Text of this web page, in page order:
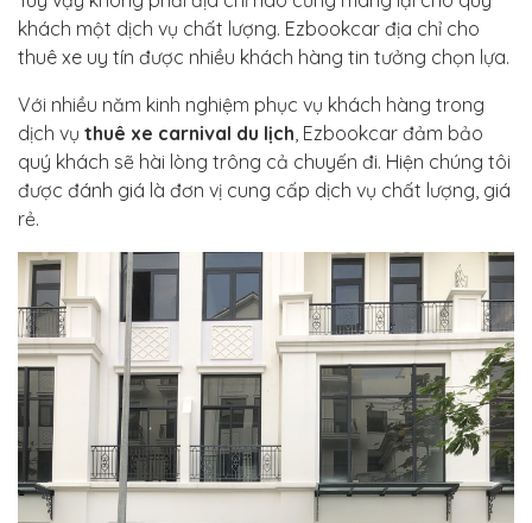
khách một dịch vụ chất lượng. Ezbookcar địa chỉ cho
thuê xe uy tín được nhiều khách hàng tin tưởng chọn lựa.
Với nhiều năm kinh nghiệm phục vụ khách hàng trong
dịch vụ thuê xe carnival du lịch, Ezbookcar đảm bảo
quý khách sẽ hài lòng trông cả chuyến đi. Hiện chúng tôi
được đánh giá là đơn vị cung cấp dịch vụ chất lượng, giá
rẻ.